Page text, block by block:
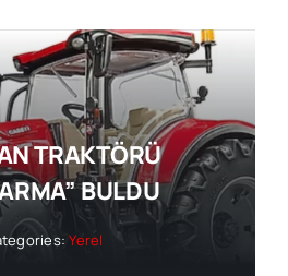
TRAKTÖRÜ
BULDU
Yerel